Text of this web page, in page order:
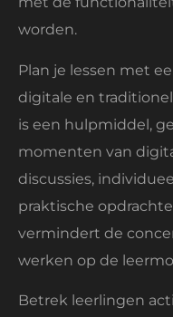
worden.
Plan je lessen met
digitale en
is een hulpmiddel,
momenten van
discussies,
praktische
vermindert de
werken op de
Betrek leerlingen